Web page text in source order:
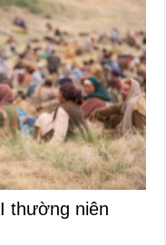
thường niên